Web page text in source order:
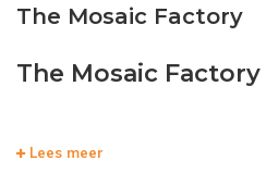
The Mosaic Factory
The Mosaic Factory
Lees meer